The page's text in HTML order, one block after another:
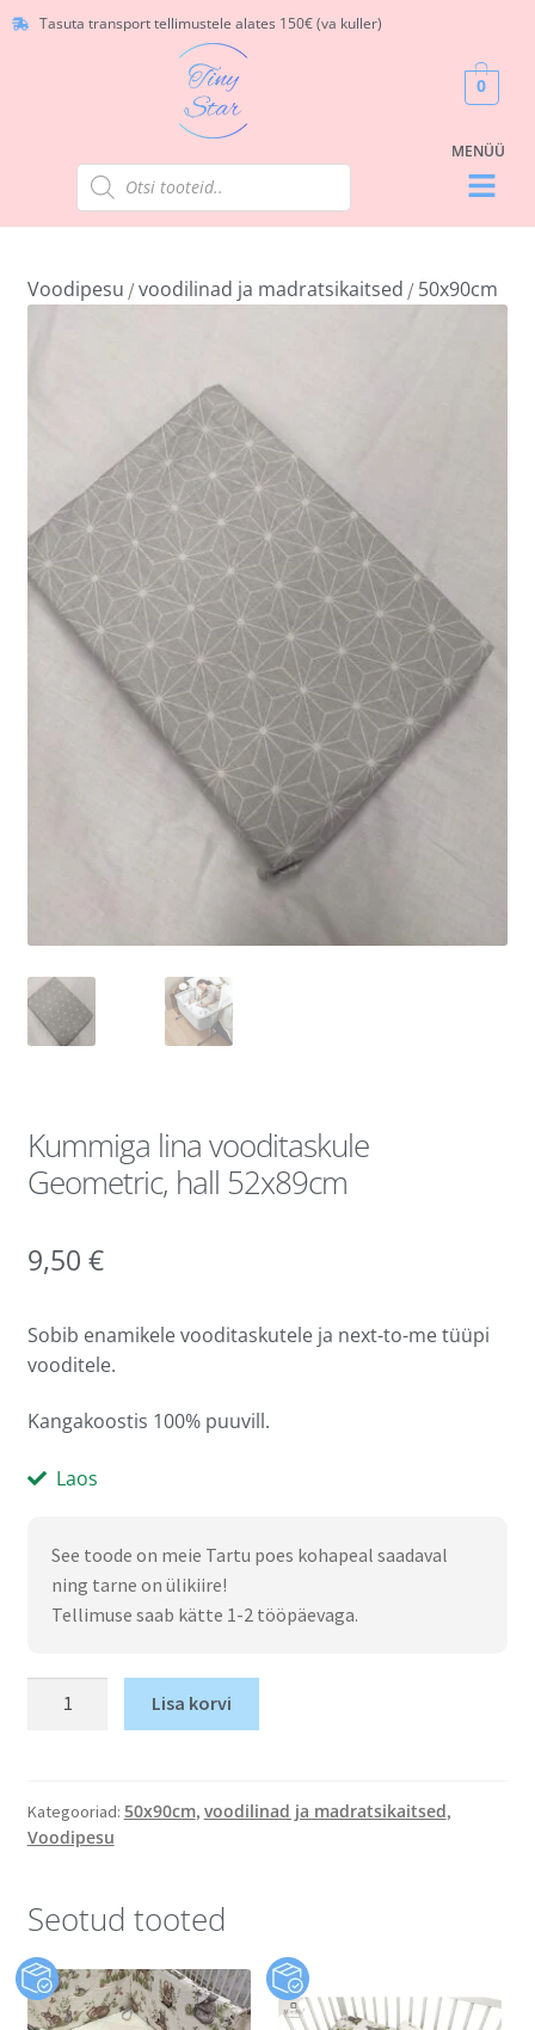
Tasuta transport tellimustele alates 150€ (va kuller)
0
Voodipesu /voodilinad ja madratsikaitsed / 50x90cm
Kummiga lina vooditaskule
Geometric, hall 52x89cm
9,50 €
Sobib enamikele vooditaskutele ja next-to-me tüüpi
vooditele.
Kangakoostis 100% puuvill.
Laos
See toode on meie Tartu poes kohapeal saadaval
ning tarne on ülikiire!
Tellimuse saab kätte 1-2 tööpäevaga.
Lisa korvi
Kategooriad: 50x90cm, voodilinad ja madratsikaitsed,
Voodipesu
Seotud tooted